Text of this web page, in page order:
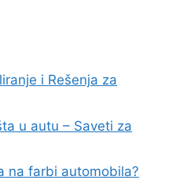
i Rešenja za
u autu – Saveti za
na farbi automobila?